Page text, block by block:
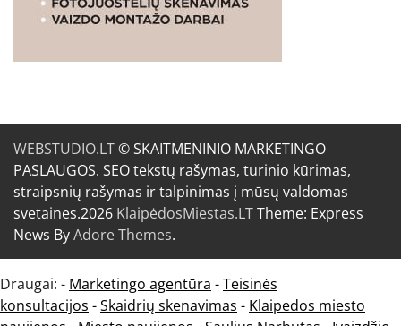
WEBSTUDIO.LT© SKAITMENINIO MARKETINGO
PASLAUGOS. SEO tekstų rašymas, turinio kūrimas,
straipsnių rašymas ir talpinimas į mūsų valdomas
svetaines.2026 KlaipėdosMiestas.LTTheme: Express
News ByAdore Themes.
Draugai: - Marketingo agentūra -Teisinės
konsultacijos -Skaidrių skenavimas - Klaipedos miesto